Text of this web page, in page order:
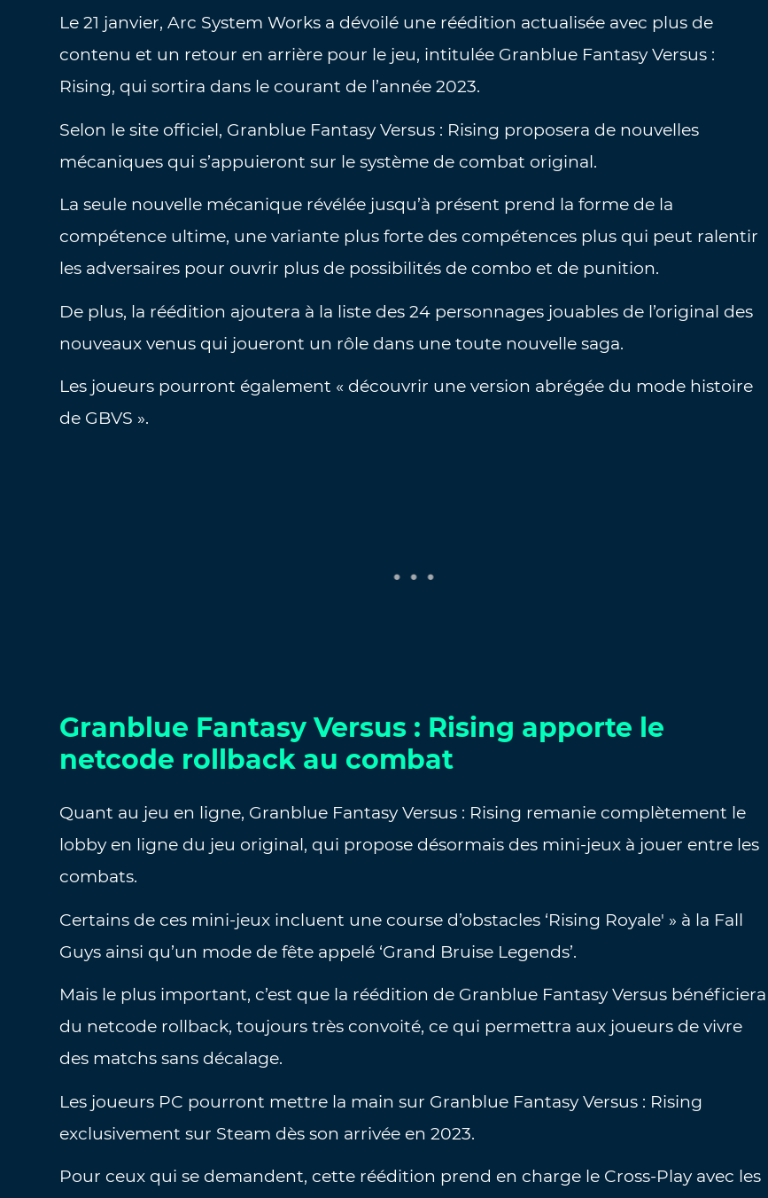
Le 21 janvier, Arc System Works a dévoilé une réédition actualisée avec plus de
contenu et un retour en arrière pour le jeu, intitulée Granblue Fantasy Versus :
Rising, qui sortira dans le courant de l’année 2023.
Selon le site officiel, Granblue Fantasy Versus : Rising proposera de nouvelles
mécaniques qui s’appuieront sur le système de combat original.
La seule nouvelle mécanique révélée jusqu’à présent prend la forme de la
compétence ultime, une variante plus forte des compétences plus qui peut ralentir
les adversaires pour ouvrir plus de possibilités de combo et de punition.
De plus, la réédition ajoutera à la liste des 24 personnages jouables de l’original des
nouveaux venus qui joueront un rôle dans une toute nouvelle saga.
Les joueurs pourront également « découvrir une version abrégée du mode histoire
de GBVS ».
Granblue Fantasy Versus : Rising apporte le
netcode rollback au combat
Quant au jeu en ligne, Granblue Fantasy Versus : Rising remanie complètement le
lobby en ligne du jeu original, qui propose désormais des mini-jeux à jouer entre les
combats.
Certains de ces mini-jeux incluent une course d’obstacles ‘Rising Royale' » à la Fall
Guys ainsi qu’un mode de fête appelé ‘Grand Bruise Legends’.
Mais le plus important, c’est que la réédition de Granblue Fantasy Versus bénéficiera
du netcode rollback, toujours très convoité, ce qui permettra aux joueurs de vivre
des matchs sans décalage.
Les joueurs PC pourront mettre la main sur Granblue Fantasy Versus : Rising
exclusivement sur Steam dès son arrivée en 2023.
Pour ceux qui se demandent, cette réédition prend en charge le Cross-Play avec les